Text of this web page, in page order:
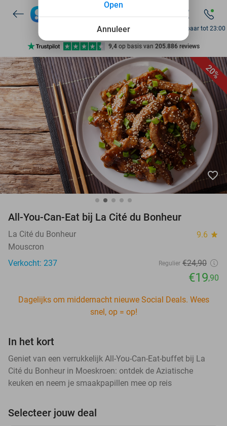
7 dagen per week beschikbaar
10+ miljoen leden
9,4 op basis van 205.886 reviews
Ontdek 15.000+ deals
7 dagen per week beschikbaar
10+ miljoen leden
Bereikbaar tot 23:00
20%
favorite_border
All-You-Can-Eat bij La Cité du Bonheur
La Cité du Bonheur 9.6 star
Mouscron
Verkocht: 237
Regulier €24,90
€19,90
Dagelijks om middernacht nieuwe Social Deals. Wees
snel, op = op!
In het kort
Geniet van een verrukkelijk All-You-Can-Eat-buffet bij La
Cité du Bonheur in Moeskroen: ontdek de Aziatische
keuken en neem je smaakpapillen mee op reis
Selecteer jouw deal
Annuleer
Open